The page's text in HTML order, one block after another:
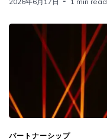
パートナーシップ